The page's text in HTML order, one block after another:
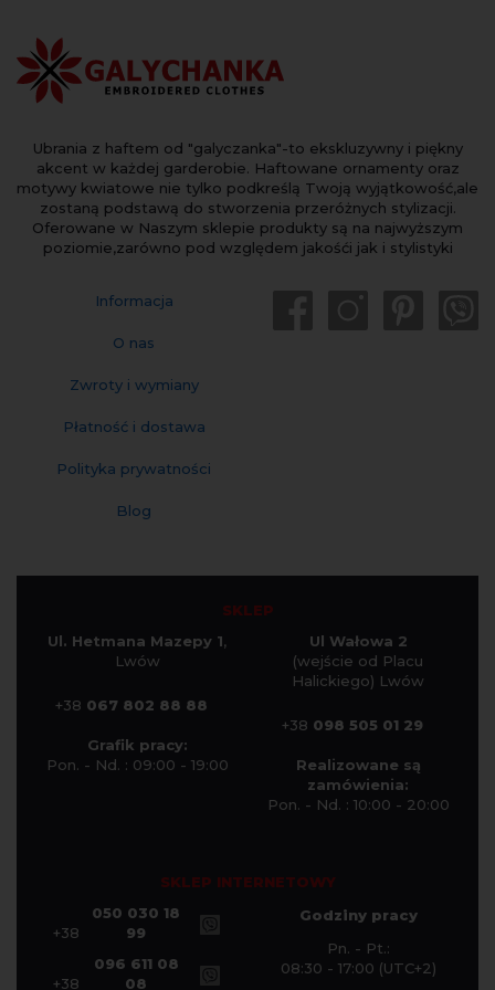
Ubrania z haftem od "galyczanka"-to ekskluzywny i piękny
akcent w każdej garderobie. Haftowane ornamenty oraz
motywy kwiatowe nie tylko podkreślą Twoją wyjątkowość,ale
zostaną podstawą do stworzenia przeróżnych stylizacji.
Oferowane w Naszym sklepie produkty są na najwyższym
poziomie,zarówno pod względem jakośći jak i stylistyki
Informacja
O nas
Zwroty i wymiany
Płatność i dostawa
Polityka prywatności
Blog
SKLEP
Ul. Hetmana Mazepy 1,
Lwów
+38 067 802 88 88
Grafik pracy:
Pon. - Nd. : 09:00 - 19:00
Ul Wałowa 2
(wejście od Placu
Halickiego) Lwów
+38 098 505 01 29
Realizowane są
zamówienia:
Pon. - Nd. : 10:00 - 20:00
SKLEP INTERNETOWY
+38
050 030 18
99
+38
096 611 08
08
Godziny pracy
Pn. - Pt.:
08:30 - 17:00 (UTC+2)